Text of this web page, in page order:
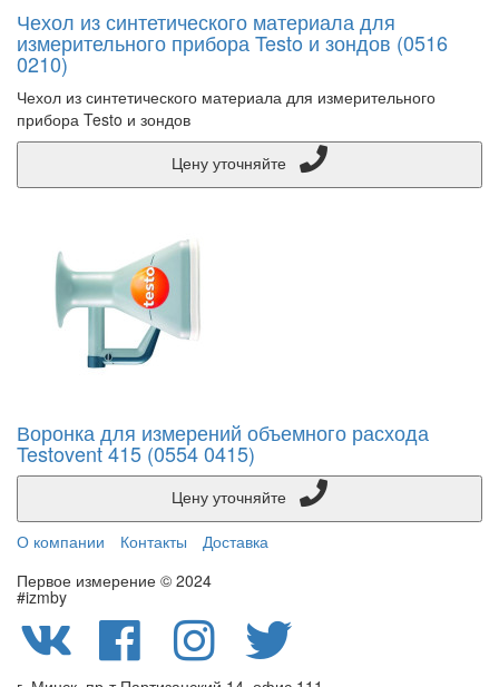
Чехол из синтетического материала для
измерительного прибора Testo и зондов (0516
0210)
Чехол из синтетического материала для измерительного
прибора Testo и зондов
Воронка для измерений объемного расхода
Testovent 415 (0554 0415)
О компании
Контакты
Доставка
Первое измерение © 2024
#izmby